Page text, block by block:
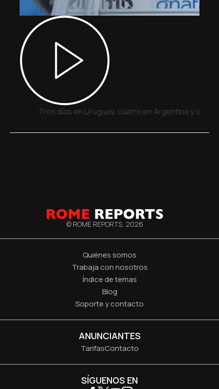
Tres días en Uruguay, cuatro en Argentina y
© ROME REPORTS, 2026
Quiénes somos
Trabaja con nosotros
Índice de temas
Blog
Soporte y contacto
ANUNCIANTES
TarifasContacto
SÍGUENOS EN